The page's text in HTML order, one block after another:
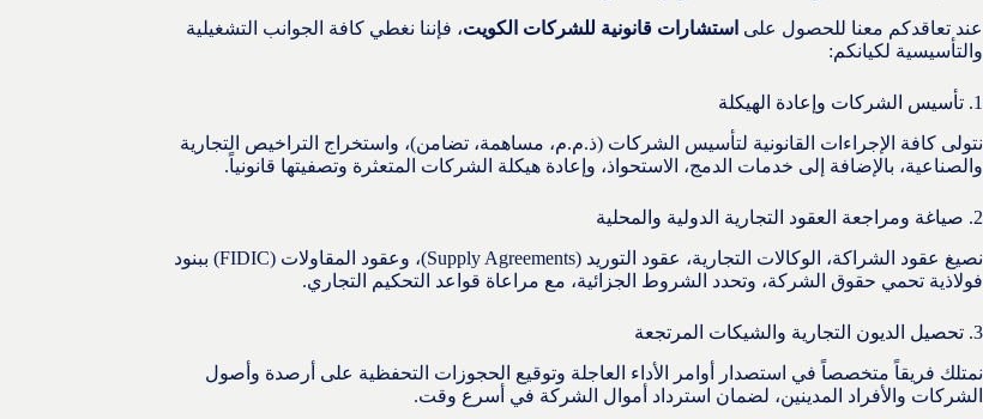
عند تعاقدكم معنا للحصول على استشارات قانونية للشركات الكويت، فإننا نغطي كافة الجوانب التشغيلية
والتأسيسية لكيانكم:
1. تأسيس الشركات وإعادة الهيكلة
نتولى كافة الإجراءات القانونية لتأسيس الشركات (ذ.م.م، مساهمة، تضامن)، واستخراج التراخيص التجارية
والصناعية، بالإضافة إلى خدمات الدمج، الاستحواذ، وإعادة هيكلة الشركات المتعثرة وتصفيتها قانونياً.
2. صياغة ومراجعة العقود التجارية الدولية والمحلية
نصيغ عقود الشراكة، الوكالات التجارية، عقود التوريد (Supply Agreements)، وعقود المقاولات (FIDIC) ببنود
فولاذية تحمي حقوق الشركة، وتحدد الشروط الجزائية، مع مراعاة قواعد التحكيم التجاري.
3. تحصيل الديون التجارية والشيكات المرتجعة
نمتلك فريقاً متخصصاً في استصدار أوامر الأداء العاجلة وتوقيع الحجوزات التحفظية على أرصدة وأصول
الشركات والأفراد المدينين، لضمان استرداد أموال الشركة في أسرع وقت.